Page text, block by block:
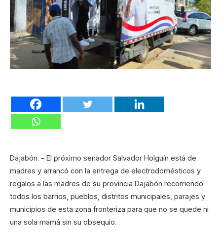
Dajabón. – El próximo senador Salvador Holguín está de
madres y arrancó con la entrega de electrodomésticos y
regalos a las madres de su provincia Dajabón recorriendo
todos los barrios, pueblos, distritos municipales, parajes y
municipios de esta zona fronteriza para que no se quede ni
una sola mamá sin su obsequio.